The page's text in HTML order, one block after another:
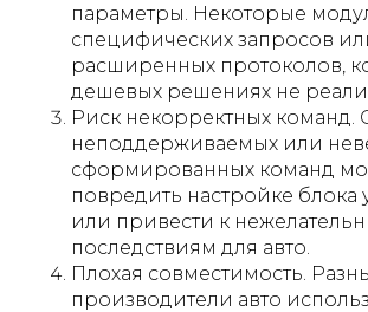
параметры. Некоторые
специфических запросов
расширенных протоколов,
дешевых решениях не
Риск некорректных команд.
неподдерживаемых или
сформированных команд
повредить настройке блока
или привести к
последствиям для авто.
Плохая совместимость.
производители авто